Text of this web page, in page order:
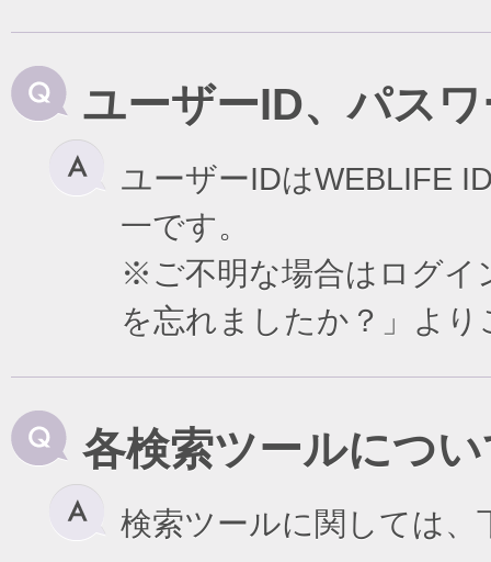
ユーザーID、パス
ユーザーIDはWEBLIFE
一です。
※ご不明な場合はログイ
を忘れましたか？」よ
各検索ツールにつ
検索ツールに関しては